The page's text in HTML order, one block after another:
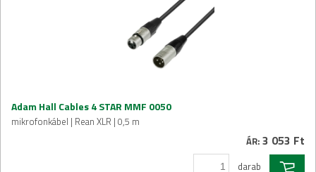
Adam Hall Cables 4 STAR MMF 0050
mikrofonkábel | Rean XLR | 0,5 m
ÁR: 3 053 Ft
darab